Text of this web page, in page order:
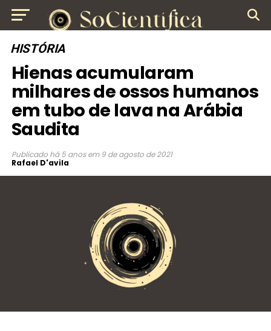
HISTÓRIA
Hienas acumularam
milhares de ossos humanos
em tubo de lava na Arábia
Saudita
Publicado há 5 anos em 9 de agosto de 2021
Rafael D'avila